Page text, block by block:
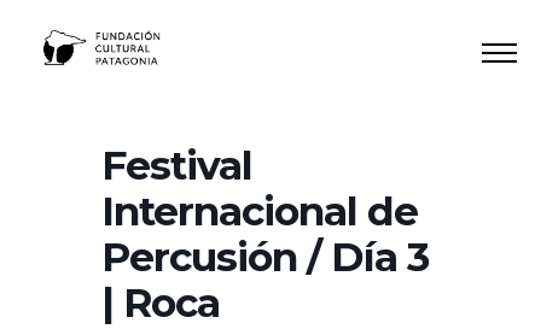
Festival
Internacional de
Percusión / Día 3
| Roca